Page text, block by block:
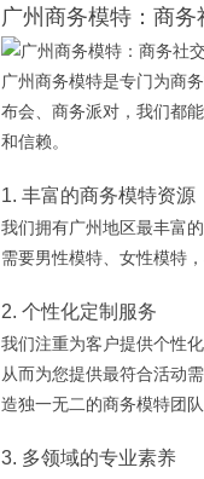
广州商务模特：商
广州商务模特是专门为商
布会、商务派对，我们都
和信赖。
1. 丰富的商务模特资源
我们拥有广州地区最丰富
需要男性模特、女性模特
2. 个性化定制服务
我们注重为客户提供个性
从而为您提供最符合活动
造独一无二的商务模特团队
3. 多领域的专业素养